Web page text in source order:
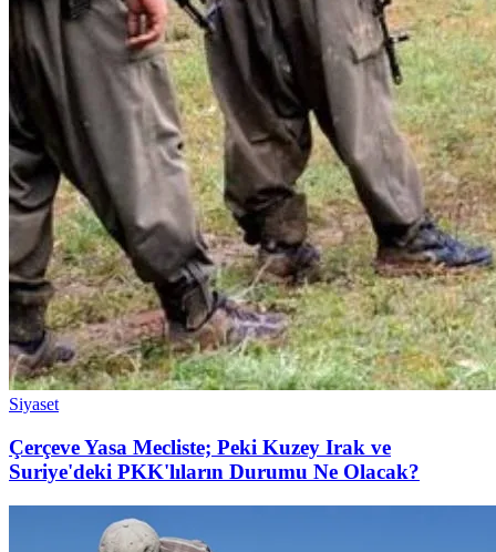
Siyaset
Çerçeve Yasa Mecliste; Peki Kuzey Irak ve
Suriye'deki PKK'lıların Durumu Ne Olacak?